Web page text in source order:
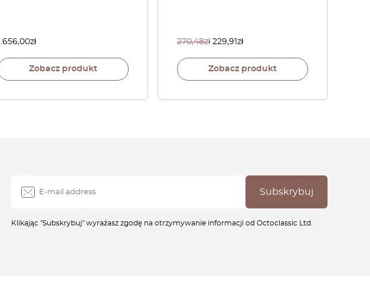
1.656,00zł
Zobacz produkt
270,48zł 229,91 zł
Zobacz produkt
Klikając "Subskrybuj" wyrażasz zgodę na otrzymywanie informacji od Octoclassic Ltd.